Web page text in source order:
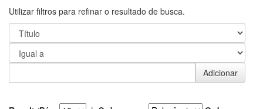
Utilizar filtros para refinar o resultado de busca.